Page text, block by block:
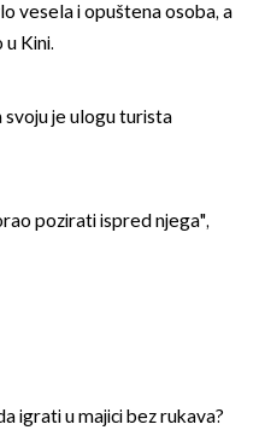
vesela i opuštena osoba, a
Kini.
svoju je ulogu turista
pozirati ispred njega",
igrati u majici bez rukava?